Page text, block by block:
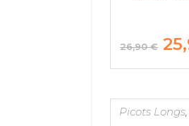
26,90€ Le
prix
était
Picots Longs,